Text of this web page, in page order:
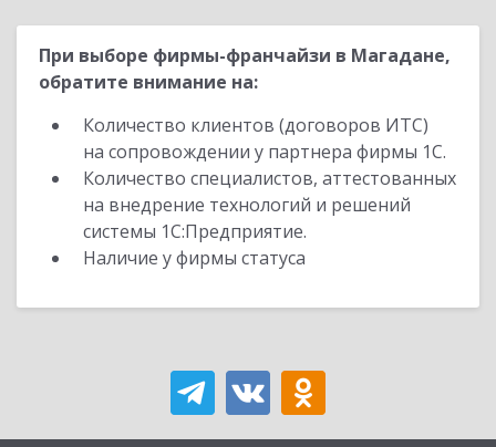
При выборе фирмы-франчайзи в Магадане,
обратите внимание на:
Количество клиентов (договоров ИТС)
на сопровождении у партнера фирмы 1С.
Количество специалистов, аттестованных
на внедрение технологий и решений
системы 1С:Предприятие.
Наличие у фирмы статуса